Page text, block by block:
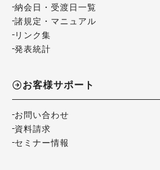
納会日・受渡日一覧
諸規定・マニュアル
リンク集
発表統計
お客様サポート
お問い合わせ
資料請求
セミナー情報